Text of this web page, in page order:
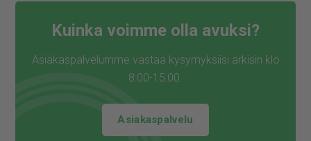
Kuinka voimme olla avuksi?
Asiakaspalvelumme vastaa kysymyksiisi arkisin klo
8:00-15:00.
Asiakaspalvelu